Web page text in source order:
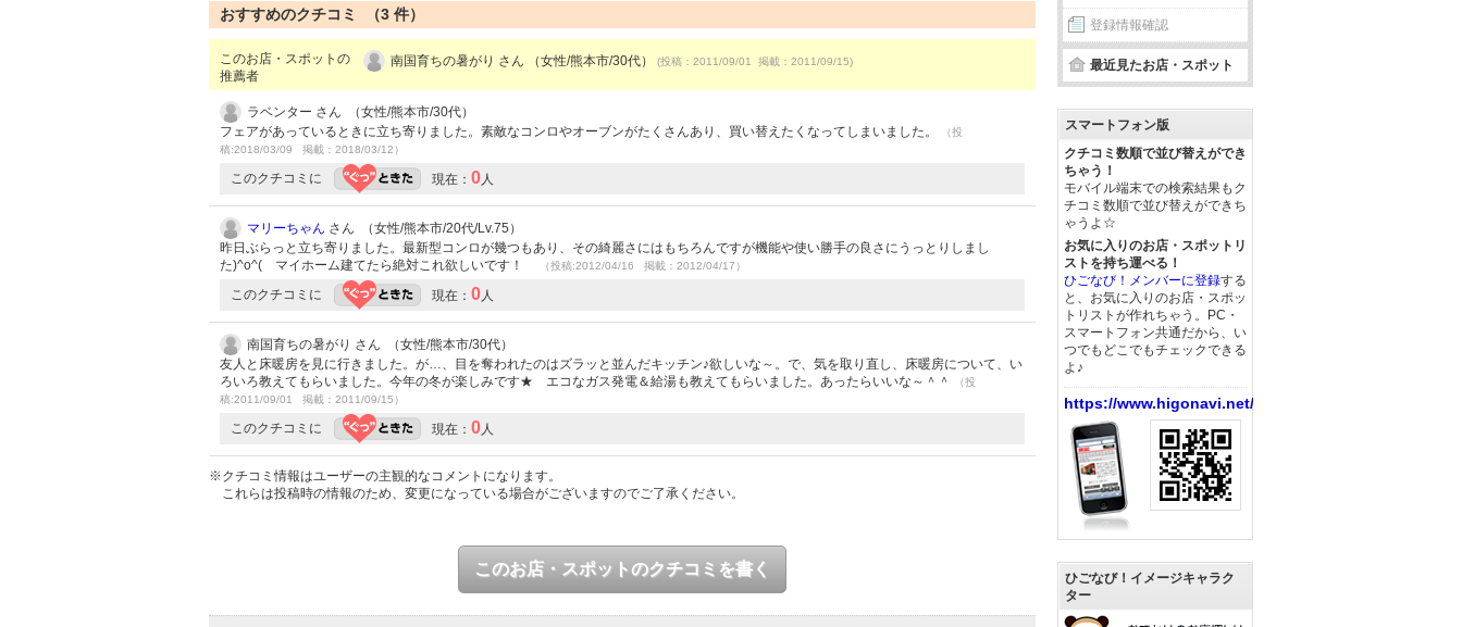
おすすめのクチコミ （3 件）
このお店・スポットの
推薦者
南国育ちの暑がり さん （女性/熊本市/30代） (投稿：2011/09/01 掲載：2011/09/15)
ラベンター さん （女性/熊本市/30代）
フェアがあっているときに立ち寄りました。素敵なコンロやオーブンがたくさんあり、買い替えたくなってしまいました。
（投
稿:2018/03/09 掲載：2018/03/12）
このクチコミに 現在： 0人
マリーちゃん さん （女性/熊本市/20代/Lv.75）
昨日ぶらっと立ち寄りました。最新型コンロが幾つもあり、その綺麗さにはもちろんですが機能や使い勝手の良さにうっとりしまし
た)^o^( マイホーム建てたら絶対これ欲しいです！
（投稿:2012/04/16 掲載：2012/04/17）
このクチコミに 現在： 0人
南国育ちの暑がり さん （女性/熊本市/30代）
友人と床暖房を見に行きました。が…、目を奪われたのはズラッと並んだキッチン♪欲しいな～。で、気を取り直し、床暖房について、い
ろいろ教えてもらいました。今年の冬が楽しみです★ エコなガス発電＆給湯も教えてもらいました。あったらいいな～＾＾
（投
稿:2011/09/01 掲載：2011/09/15）
このクチコミに 現在： 0人
※クチコミ情報はユーザーの主観的なコメントになります。
これらは投稿時の情報のため、変更になっている場合がございますのでご了承ください。
このお店・スポットのクチコミを書く
登録情報確認
最近見たお店・スポット
スマートフォン版
クチコミ数順で並び替えができ
ちゃう！
モバイル端末での検索結果もク
チコミ数順で並び替えができち
ゃうよ☆
お気に入りのお店・スポットリ
ストを持ち運べる！
ひごなび！メンバーに登録する
と、お気に入りのお店・スポッ
トリストが作れちゃう。PC・
スマートフォン共通だから、い
つでもどこでもチェックできる
よ♪
https://www.higonavi.net/
ひごなび！イメージキャラク
ター